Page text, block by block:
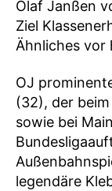
Olaf Janßen
Ziel
Ähnliches vor
OJ
(32), der
sowie bei
legendäre